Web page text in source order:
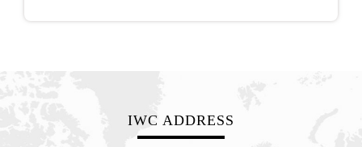
IWC ADDRESS